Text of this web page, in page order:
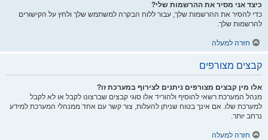
כיצד אני מסיר את ההרשמות שלי?
כדי להסיר את ההרשמות שלך, עבור ללוח הבקרה למשתמש שלך ולחץ על הקישורים
להרשמות שלך.
חזרה למעלה
קבצים מצורפים
אלו מין קבצים מצורפים ניתנים לצירוף במערכת זו?
מנהל המערכת רשאי להוסיף ולהוריד אלו סוגי קבצים שברצונו לקבל או לא לקבל
למערכת שלו. אם אינך בטוח שניתן להעלות, צור קשר עם אחד ממנהלי המערכת למידע
נרחב יותר.
חזרה למעלה